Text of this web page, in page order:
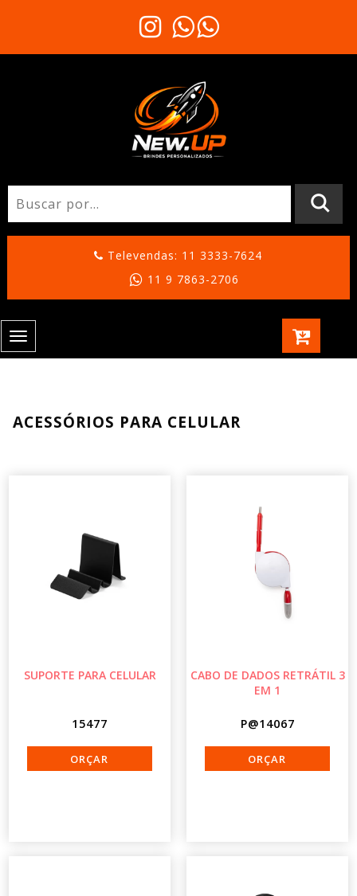
Televendas: 11 3333-7624
11 9 7863-2706
Toggle
navigation
ACESSÓRIOS PARA CELULAR
SUPORTE PARA CELULAR
15477
CABO DE DADOS RETRÁTIL 3
EM 1
P@14067